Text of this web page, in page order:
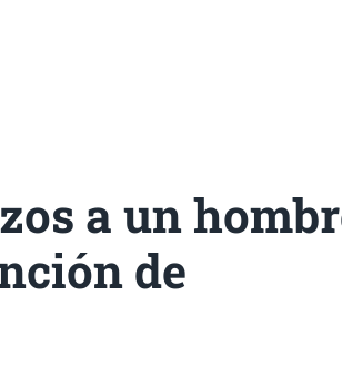
a un
de